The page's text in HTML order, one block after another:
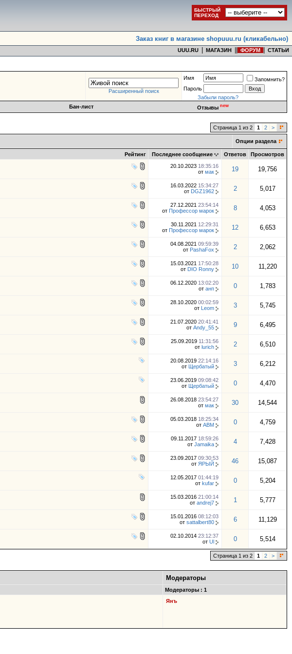
БЫСТРЫЙ
ПЕРЕХОД
Заказ книг в магазине shopuuu.ru (кликабельно)
UUU.RU МАГАЗИН ФОРУМ СТАТЬИ
Расширенный поиск
Имя
Запомнить?
Пароль
Забыли пароль?
Бан-лист Отзывы new
Страница 1 из 2 1 2 >
Опции раздела
Рейтинг Последнее сообщение Ответов Просмотров
20.10.2023 18:35:16
от мак 19 19,756
16.03.2022 15:34:27
от DGZ1962 2 5,017
27.12.2021 23:54:14
от Профессор марок 8 4,053
30.11.2021 12:29:31
от Профессор марок 12 6,653
04.08.2021 09:59:39
от PashaFox 2 2,062
15.03.2021 17:50:28
от DIO Ronny 10 11,220
06.12.2020 13:02:20
от анп 0 1,783
28.10.2020 00:02:59
от Leom 3 5,745
21.07.2020 20:41:41
от Andy_55 9 6,495
25.09.2019 11:31:56
от lurich 2 6,510
20.08.2019 22:14:16
от Щербатый 3 6,212
23.06.2019 09:08:42
от Щербатый 0 4,470
26.08.2018 23:54:27
от мак 30 14,544
05.03.2018 18:25:34
от АВМ 0 4,759
09.11.2017 18:59:26
от Jamaika 4 7,428
23.09.2017 09:30:53
от ЯРЫЙ 46 15,087
12.05.2017 01:44:19
от kufar 0 5,204
15.03.2016 21:00:14
от andrej7 1 5,777
15.01.2016 08:12:03
от sattalbert80 6 11,129
02.10.2014 23:12:37
от Ul 0 5,514
Страница 1 из 2 1 2 >
Модераторы
Модераторы : 1
Янъ